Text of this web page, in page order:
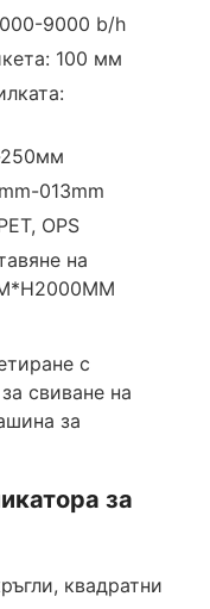
9000 b/h
100 мм
013mm
OPS
на
с
свиване на
за
за
квадратни